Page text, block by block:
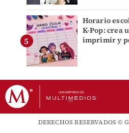
Horario
K-Pop: crea
imprimir y
DERECHOS RESERVADOS ©